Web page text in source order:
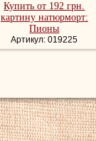
Купить от 192 грн.
картину натюрморт:
Пионы
Артикул: 019225